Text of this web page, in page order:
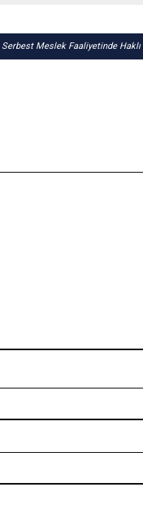
Serbest Meslek Faaliyetinde Haklı